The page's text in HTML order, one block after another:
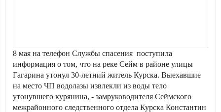
8 мая на телефон Службы спасения поступила
информация о том, что на реке Сейм в районе улицы
Гагарина утонул 30-летний житель Курска. Выехавшие
на место ЧП водолазы извлекли из воды тело
утонувшего курянина, - замруководителя Сеймского
межрайонного следственного отдела Курска Константин